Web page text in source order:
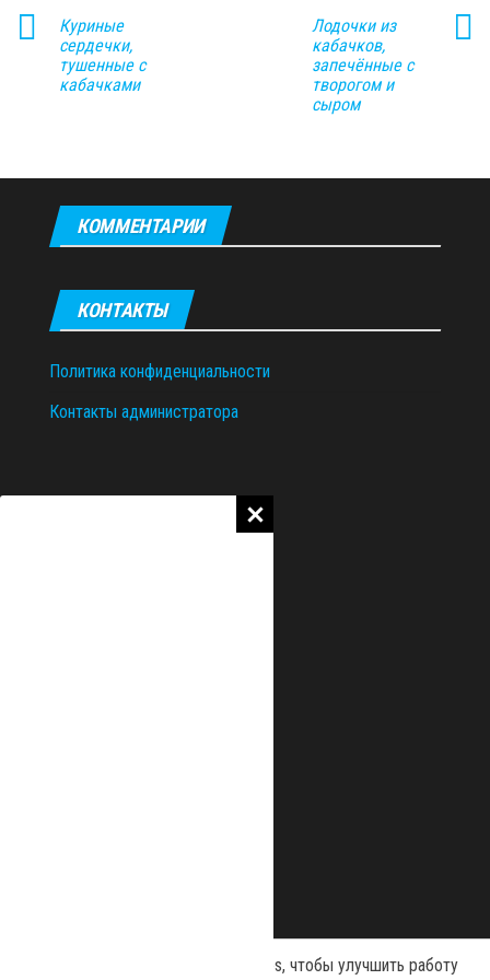
Куриные
сердечки,
тушенные с
кабачками
Лодочки из
кабачков,
запечённые с
творогом и
сыром
КОММЕНТАРИИ
КОНТАКТЫ
Политика конфиденциальности
Контакты администратора
Наш сайт использует файлы cookies, чтобы улучшить работу